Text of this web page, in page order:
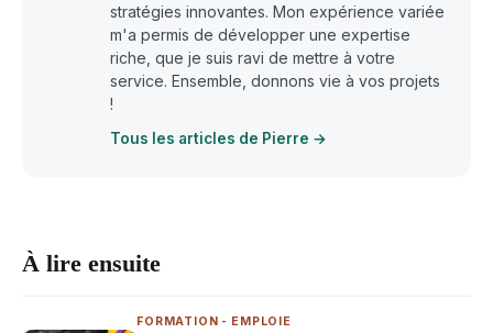
stratégies innovantes. Mon expérience variée
m'a permis de développer une expertise
riche, que je suis ravi de mettre à votre
service. Ensemble, donnons vie à vos projets
!
Tous les articles de Pierre →
À lire ensuite
FORMATION - EMPLOIE